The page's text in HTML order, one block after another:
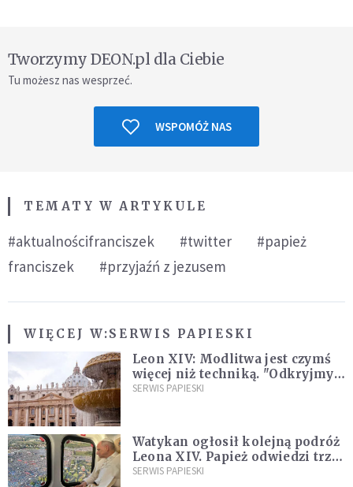
Tworzymy DEON.pl dla Ciebie
Tu możesz nas wesprzeć.
WSPOMÓŻ NAS
TEMATY W ARTYKULE
#aktualnościfranciszek #twitter
#papież
franciszek
#przyjaźń z jezusem
WIĘCEJ W:SERWIS PAPIESKI
Leon XIV: Modlitwa jest czymś
więcej niż techniką. "Odkryjmy
ją na nowo"
SERWIS PAPIESKI
Watykan ogłosił kolejną podróż
Leona XIV. Papież odwiedzi trzy
kraje Ameryki Południowej
SERWIS PAPIESKI